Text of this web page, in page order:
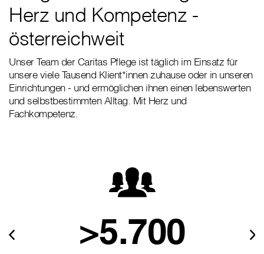
Herz und Kompetenz -
österreichweit
Unser Team der Caritas Pflege ist täglich im Einsatz für
unsere viele Tausend Klient*innen zuhause oder in unseren
Einrichtungen - und ermöglichen ihnen einen lebenswerten
und selbstbestimmten Alltag. Mit Herz und
Fachkompetenz.
>5.700